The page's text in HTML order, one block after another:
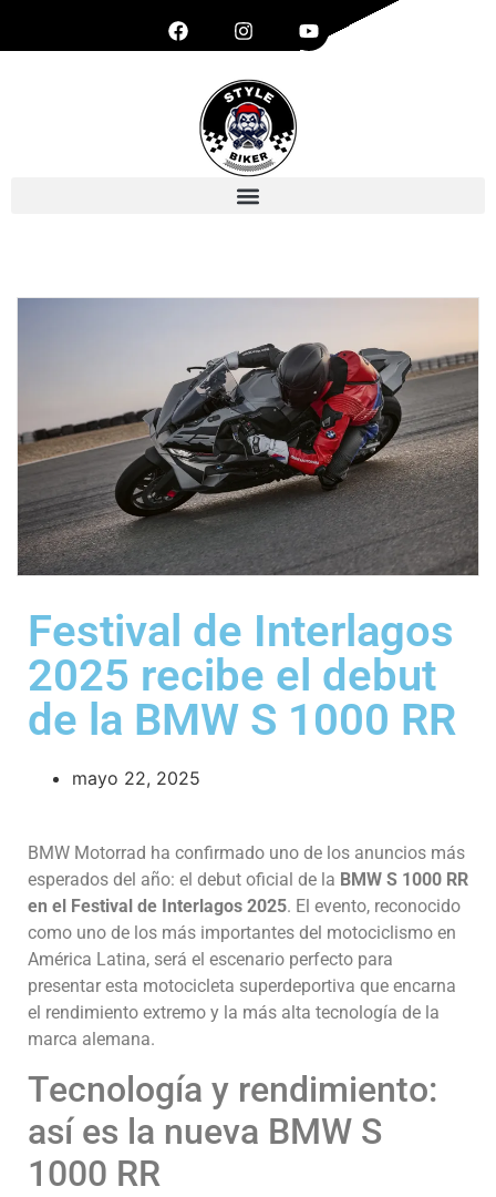
Festival de Interlagos
2025 recibe el debut
de la BMW S 1000 RR
mayo 22, 2025
BMW Motorrad ha confirmado uno de los anuncios más
esperados del año: el debut oficial de la BMW S 1000 RR
en el Festival de Interlagos 2025. El evento, reconocido
como uno de los más importantes del motociclismo en
América Latina, será el escenario perfecto para
presentar esta motocicleta superdeportiva que encarna
el rendimiento extremo y la más alta tecnología de la
marca alemana.
Tecnología y rendimiento:
así es la nueva BMW S
1000 RR